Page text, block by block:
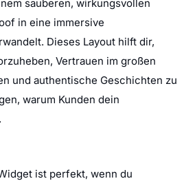
sauberen, wirkungsvollen
in eine immersive
Dieses Layout hilft dir,
Vertrauen im großen
und authentische Geschichten zu
warum Kunden dein
ist perfekt, wenn du